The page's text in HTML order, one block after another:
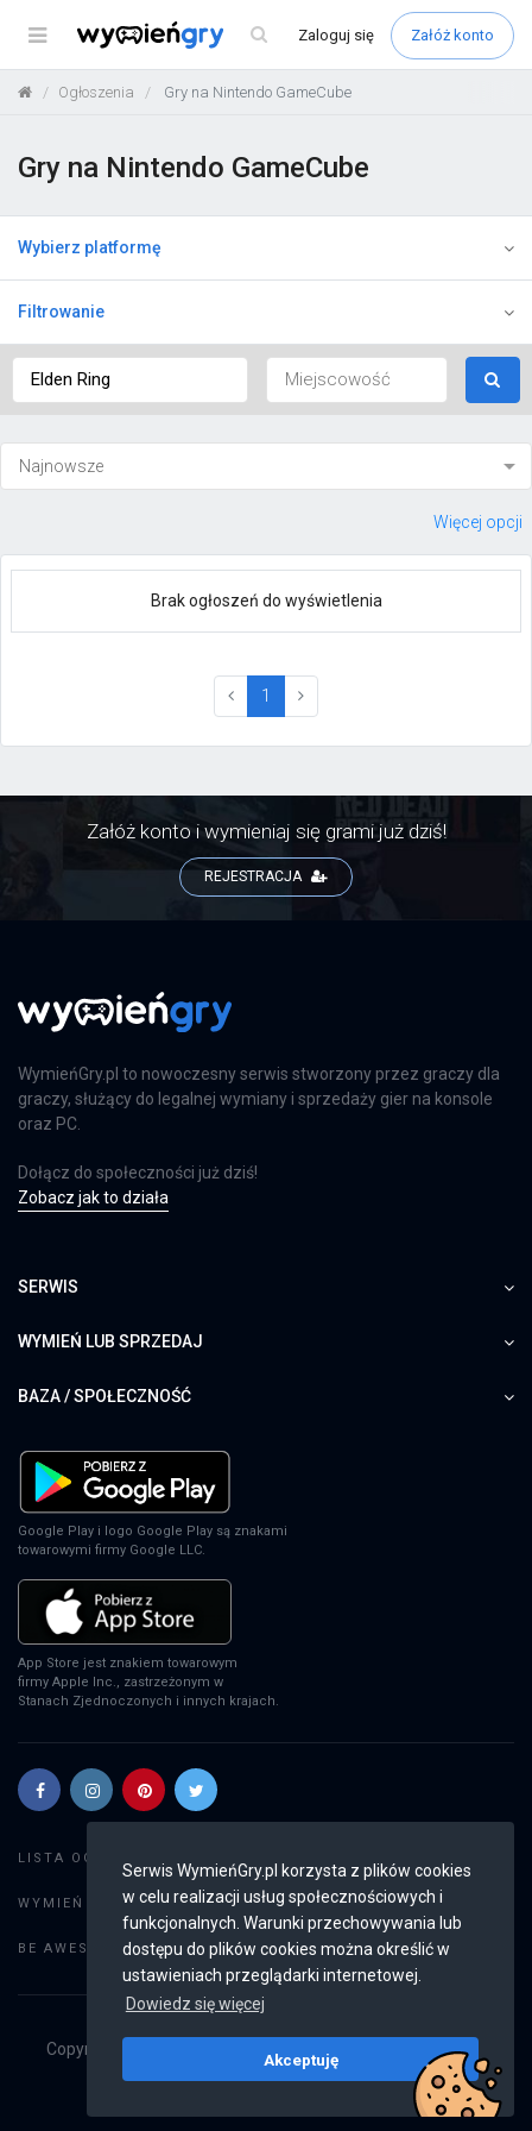
Serwis WymieńGry.pl korzysta z plików cookies
w celu realizacji usług społecznościowych i
funkcjonalnych. Warunki przechowywania lub
dostępu do plików cookies można określić w
ustawieniach przeglądarki internetowej.
Dowiedz się więcej
Akceptuję
Menu Zaloguj się Załóż konto
Ogłoszenia Gry na Nintendo GameCube
Gry na Nintendo GameCube
Wybierz platformę
Filtrowanie
Więcej opcji
Brak ogłoszeń do wyświetlenia
1 (current)
Załóż konto i wymieniaj się grami już dziś!
REJESTRACJA
WymieńGry.pl to nowoczesny serwis stworzony przez graczy dla
graczy, służący do legalnej wymiany i sprzedaży gier na konsole
oraz PC.
Dołącz do społeczności już dziś!
Zobacz jak to działa
SERWIS
WYMIEŃ LUB SPRZEDAJ
BAZA / SPOŁECZNOŚĆ
Google Play i logo Google Play są znakami
towarowymi firmy Google LLC.
App Store jest znakiem towarowym
firmy Apple Inc., zastrzeżonym w
Stanach Zjednoczonych i innych krajach.
LISTA OGŁOSZEŃ:
WYMIEŃ GRY: Dodaj ogłoszenie
BE AWESOME: Weryfikacja konta
Copyright © 2019 - 2026
Wszystkie prawa
v2.8.4